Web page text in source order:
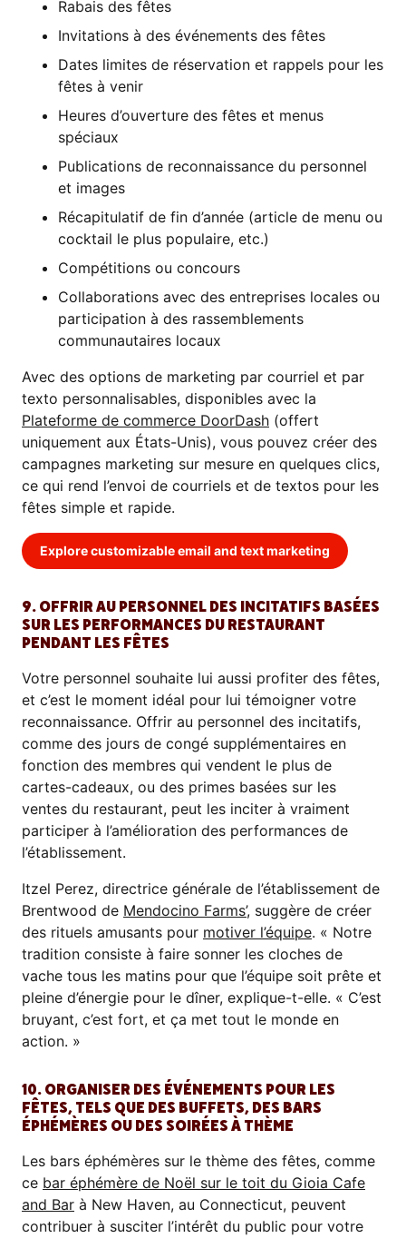
Rabais des fêtes
Invitations à des événements des fêtes
Dates limites de réservation et rappels pour les
fêtes à venir
Heures d’ouverture des fêtes et menus
spéciaux
Publications de reconnaissance du personnel
et images
Récapitulatif de fin d’année (article de menu ou
cocktail le plus populaire, etc.)
Compétitions ou concours
Collaborations avec des entreprises locales ou
participation à des rassemblements
communautaires locaux
Avec des options de marketing par courriel et par
texto personnalisables, disponibles avec la
Plateforme de commerce DoorDash (offert
uniquement aux États-Unis), vous pouvez créer des
campagnes marketing sur mesure en quelques clics,
ce qui rend l’envoi de courriels et de textos pour les
fêtes simple et rapide.
Explore customizable email and text marketing
9. OFFRIR AU PERSONNEL DES INCITATIFS BASÉES
SUR LES PERFORMANCES DU RESTAURANT
PENDANT LES FÊTES
Votre personnel souhaite lui aussi profiter des fêtes,
et c’est le moment idéal pour lui témoigner votre
reconnaissance. Offrir au personnel des incitatifs,
comme des jours de congé supplémentaires en
fonction des membres qui vendent le plus de
cartes-cadeaux, ou des primes basées sur les
ventes du restaurant, peut les inciter à vraiment
participer à l’amélioration des performances de
l’établissement.
Itzel Perez, directrice générale de l’établissement de
Brentwood de Mendocino Farms’, suggère de créer
des rituels amusants pour motiver l’équipe. « Notre
tradition consiste à faire sonner les cloches de
vache tous les matins pour que l’équipe soit prête et
pleine d’énergie pour le dîner, explique-t-elle. « C’est
bruyant, c’est fort, et ça met tout le monde en
action. »
10. ORGANISER DES ÉVÉNEMENTS POUR LES
FÊTES, TELS QUE DES BUFFETS, DES BARS
ÉPHÉMÈRES OU DES SOIRÉES À THÈME
Les bars éphémères sur le thème des fêtes, comme
ce bar éphémère de Noël sur le toit du Gioia Cafe
and Bar à New Haven, au Connecticut, peuvent
contribuer à susciter l’intérêt du public pour votre